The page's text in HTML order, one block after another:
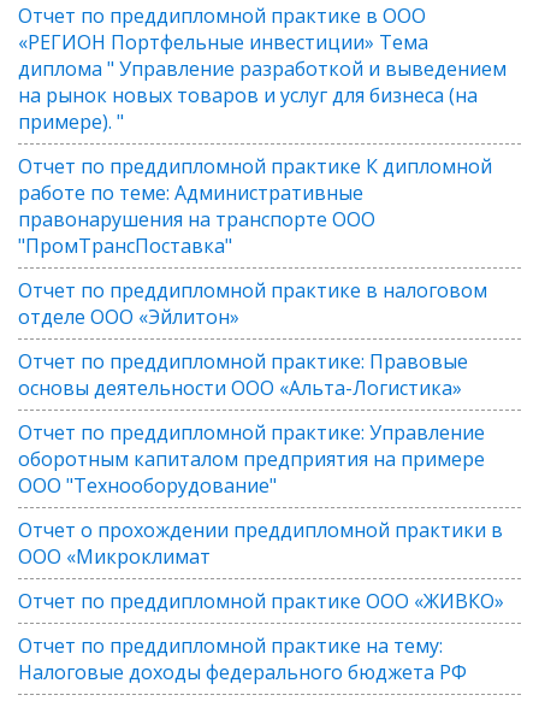
Отчет по преддипломной практике в ООО
«РЕГИОН Портфельные инвестиции» Тема
диплома " Управление разработкой и выведением
на рынок новых товаров и услуг для бизнеса (на
примере). "
Отчет по преддипломной практике К дипломной
работе по теме: Административные
правонарушения на транспорте ООО
"ПромТрансПоставка"
Отчет по преддипломной практике в налоговом
отделе ООО «Эйлитон»
Отчет по преддипломной практике: Правовые
основы деятельности ООО «Альта-Логистика»
Отчет по преддипломной практике: Управление
оборотным капиталом предприятия на примере
ООО "Технооборудование"
Отчет о прохождении преддипломной практики в
ООО «Микроклимат
Отчет по преддипломной практике ООО «ЖИВКО»
Отчет по преддипломной практике на тему:
Налоговые доходы федерального бюджета РФ